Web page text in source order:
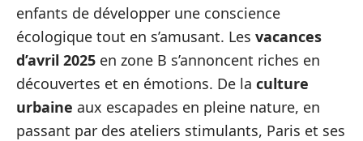
enfants de développer une conscience
écologique tout en s’amusant. Les vacances
d’avril 2025 en zone B s’annoncent riches en
découvertes et en émotions. De la culture
urbaine aux escapades en pleine nature, en
passant par des ateliers stimulants, Paris et ses